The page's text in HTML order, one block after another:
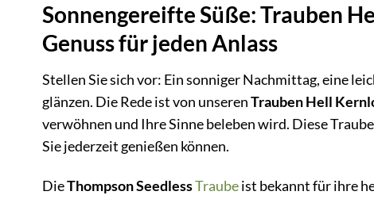
Sonnengereifte Süße: Trauben
Genuss für jeden Anlass
Stellen Sie sich vor: Ein sonniger Nachmittag, eine
glänzen. Die Rede ist von unserenTrauben Hell
verwöhnen und Ihre Sinne beleben wird. Diese
Sie jederzeit genießen können.
DieThompson SeedlessTraubeist bekannt für ihre